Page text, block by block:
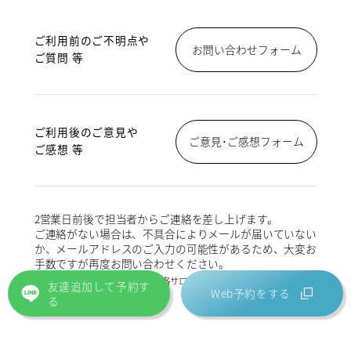
ご利用前のご不明点や
ご質問 等
お問い合わせフォーム
ご利用後のご意見や
ご感想 等
ご意見･ご感想フォーム
2営業日前後で担当者からご連絡を差し上げます。
ご連絡がない場合は、不具合によりメールが届いていない
か、メールアドレスのご入力の可能性があるため、大変お
手数ですが再度お問い合わせください。
※ご予約および予約内容の変更は各サロンに直接ご連絡ください。
友達追加して予約す
る
Web予約をする